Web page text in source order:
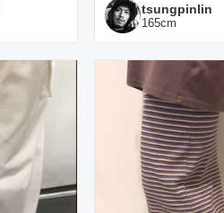
tsungpinlin
165cm